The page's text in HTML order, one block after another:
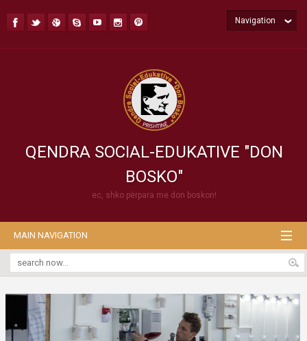
QENDRA SOCIAL-EDUKATIVE "DON
BOSKO"
ec, shko përpara me don boskon!
Navigation
MAIN NAVIGATION